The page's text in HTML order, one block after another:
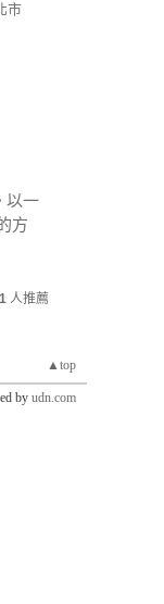
市
以一
方
1 人推薦
▲top
by udn.com